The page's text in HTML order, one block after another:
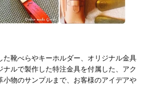
た靴べらやキーホルダー、オリジナル金具
ナルで製作した特注金具を付属した、アク
小物のサンプルまで、お客様のアイデアや